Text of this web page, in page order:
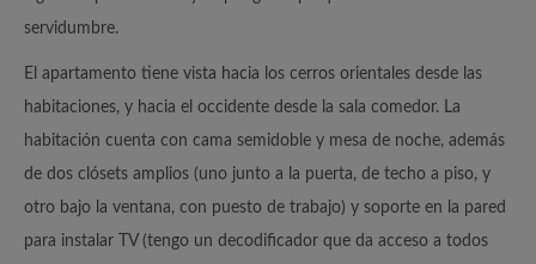
servidumbre.
El apartamento tiene vista hacia los cerros orientales desde las
habitaciones, y hacia el occidente desde la sala comedor. La
habitación cuenta con cama semidoble y mesa de noche, además
de dos clósets amplios (uno junto a la puerta, de techo a piso, y
otro bajo la ventana, con puesto de trabajo) y soporte en la pared
para instalar TV (tengo un decodificador que da acceso a todos